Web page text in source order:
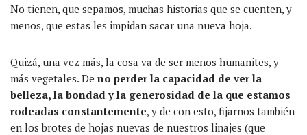
No tienen, que sepamos, muchas historias que se cuenten, y
menos, que estas les impidan sacar una nueva hoja.
Quizá, una vez más, la cosa va de ser menos humanites, y
más vegetales. De no perder la capacidad de ver la
belleza, la bondad y la generosidad de la que estamos
rodeadas constantemente, y de con esto, fijarnos también
en los brotes de hojas nuevas de nuestros linajes (que